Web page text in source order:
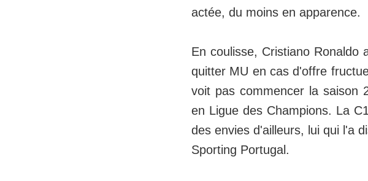
actée, du moins en apparence.
En coulisse, Cristiano Ronaldo
quitter MU en cas d'offre
voit pas commencer la saison
en Ligue des Champions. La
des envies d'ailleurs, lui qui l'a
Sporting Portugal.